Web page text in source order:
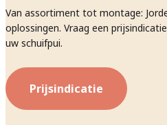
Van assortiment tot montage:
oplossingen. Vraag een
uw schuifpui.
Prijsindicatie